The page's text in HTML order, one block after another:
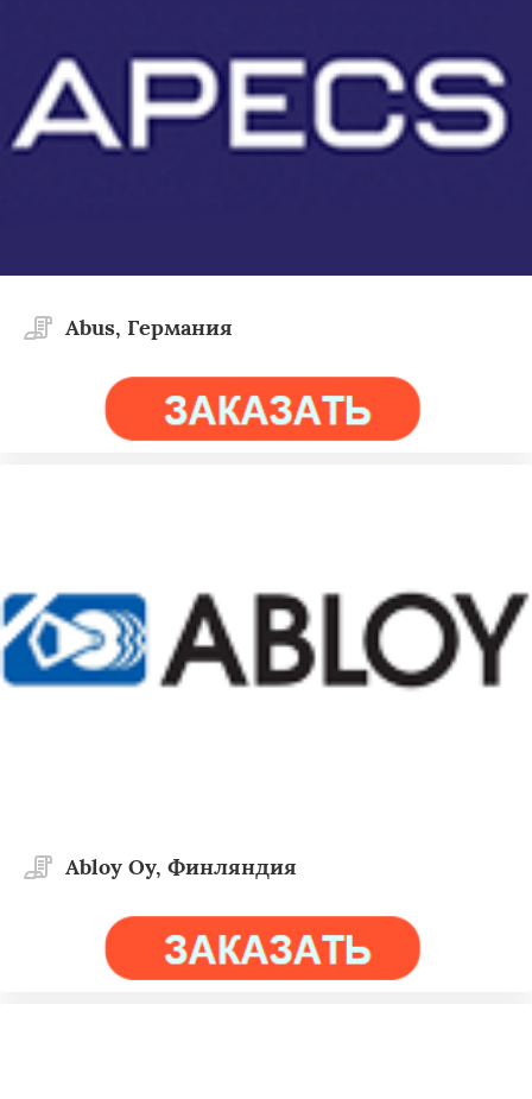
Abus, Германия
Abloy Oy, Финляндия